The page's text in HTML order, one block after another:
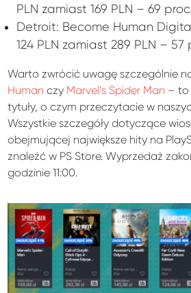
PLN zamiast 169 PLN – 69
Detroit: Become Human
124 PLN zamiast 289 PLN – 57
Warto zwrócić uwagę szczególnie
Human czy Marvel’s Spider Man – to
tytuły, o czym przeczytacie w
Wszystkie szczegóły dotyczące
obejmującej największe hity na
znaleźć w PS Store. Wyprzedaż
godzinie 11:00.